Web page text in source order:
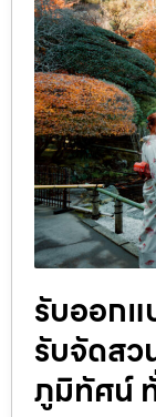
รับออก
รับจัดส
ภูมิทัศน์